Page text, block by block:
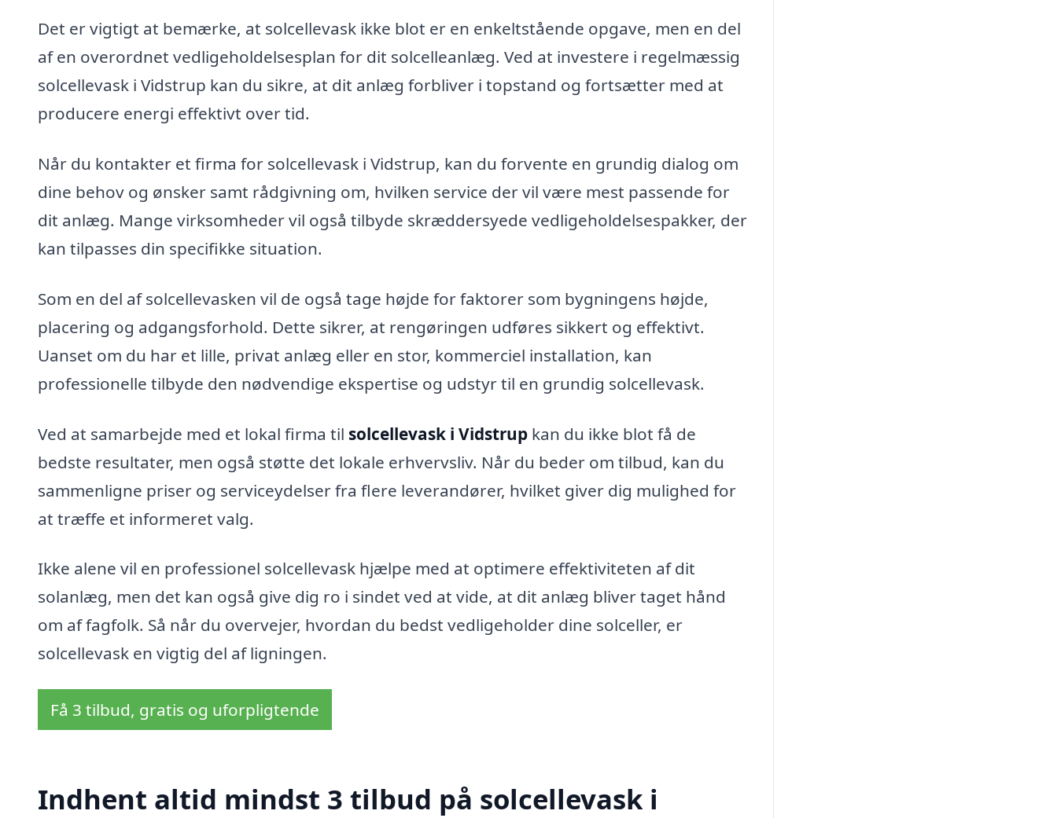
Det er vigtigt at bemærke, at solcellevask ikke blot er en enkeltstående opgave, men en del
af en overordnet vedligeholdelsesplan for dit solcelleanlæg. Ved at investere i regelmæssig
solcellevask i Vidstrup kan du sikre, at dit anlæg forbliver i topstand og fortsætter med at
producere energi effektivt over tid.
Når du kontakter et firma for solcellevask i Vidstrup, kan du forvente en grundig dialog om
dine behov og ønsker samt rådgivning om, hvilken service der vil være mest passende for
dit anlæg. Mange virksomheder vil også tilbyde skræddersyede vedligeholdelsespakker, der
kan tilpasses din specifikke situation.
Som en del af solcellevasken vil de også tage højde for faktorer som bygningens højde,
placering og adgangsforhold. Dette sikrer, at rengøringen udføres sikkert og effektivt.
Uanset om du har et lille, privat anlæg eller en stor, kommerciel installation, kan
professionelle tilbyde den nødvendige ekspertise og udstyr til en grundig solcellevask.
Ved at samarbejde med et lokal firma til solcellevask i Vidstrup kan du ikke blot få de
bedste resultater, men også støtte det lokale erhvervsliv. Når du beder om tilbud, kan du
sammenligne priser og serviceydelser fra flere leverandører, hvilket giver dig mulighed for
at træffe et informeret valg.
Ikke alene vil en professionel solcellevask hjælpe med at optimere effektiviteten af dit
solanlæg, men det kan også give dig ro i sindet ved at vide, at dit anlæg bliver taget hånd
om af fagfolk. Så når du overvejer, hvordan du bedst vedligeholder dine solceller, er
solcellevask en vigtig del af ligningen.
Få 3 tilbud, gratis og uforpligtende
Indhent altid mindst 3 tilbud på solcellevask i